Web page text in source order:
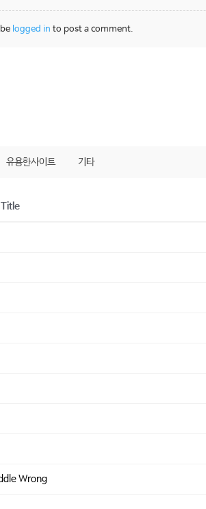
logged in to post a comment.
유용한사이트 기타
Title
Wrong